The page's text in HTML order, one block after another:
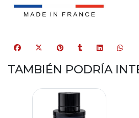
TAMBIÉN PODRÍA